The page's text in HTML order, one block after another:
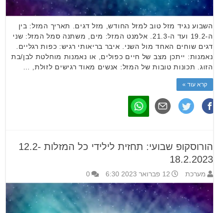
השבוע נגיד מזל טוב למזל החודש, מזל דגים. תאריך המזל: בין
ה-19.2 ועד ה-21.3. אלמנט המזל: מים, משתנה סמל המזל: שני
דגים שוחים האחד מול השני. איבר בריאותי רגיש: כפות רגליים.
נאמנות: ייתכן מצב של חיים כפולים, או נאמנות מוחלטת לבן/בת
הזוג. תכונות טובות של המזל: אנשים מאוד רגישים לזולת, …
קרא עוד »
הורוסקופ שבועי: תחזית לילידי כל המזלות 12.2-
18.2.2023
מערכת 12 פברואר 2023 6:30 0